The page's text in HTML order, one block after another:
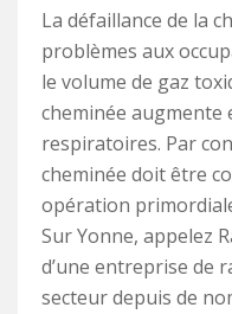
La défaillance de la
problèmes aux
le volume de gaz
cheminée augmente
respiratoires. Par
cheminée doit être
opération
Sur Yonne, appelez
d’une entreprise de
secteur depuis de